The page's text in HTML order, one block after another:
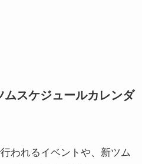
スケジュールカレンダ
われるイベントや、新ツム